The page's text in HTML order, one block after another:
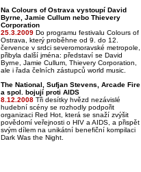
Na Colours of Ostrava vystoupí David
Byrne, Jamie Cullum nebo Thievery
Corporation
25.3.2009 Do programu festivalu Colours of
Ostrava, který proběhne od 9. do 12.
července v srdci severomoravské metropole,
přibyla další jména: představí se David
Byrne, Jamie Cullum, Thievery Corporation,
ale i řada čelních zástupců world music.
The National, Sufjan Stevens, Arcade Fire
a spol. bojují proti AIDS
8.12.2008 Tři desítky hvězd nezávislé
hudební scény se rozhodly podpořit
organizaci Red Hot, která se snaží zvýšit
povědomí veřejnosti o HIV a AIDS, a přispět
svým dílem na unikátní benefiční kompilaci
Dark Was the Night.